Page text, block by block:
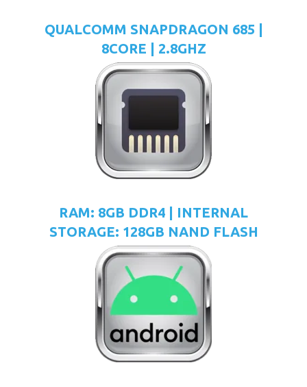
QUALCOMM SNAPDRAGON 685 |
8CORE | 2.8GHZ
RAM: 8GB DDR4 | INTERNAL
STORAGE: 128GB NAND FLASH